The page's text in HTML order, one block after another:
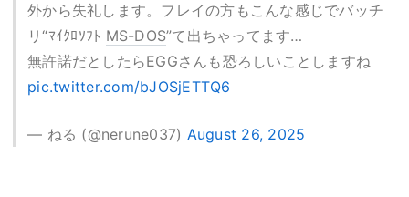
外から失礼します。フレイの方もこんな感じでバッチ
リ“ﾏｲｸﾛｿﾌﾄ MS-DOS”て出ちゃってます…
無許諾だとしたらEGGさんも恐ろしいことしますね
pic.twitter.com/bJOSjETTQ6
— ねる (@nerune037) August 26, 2025